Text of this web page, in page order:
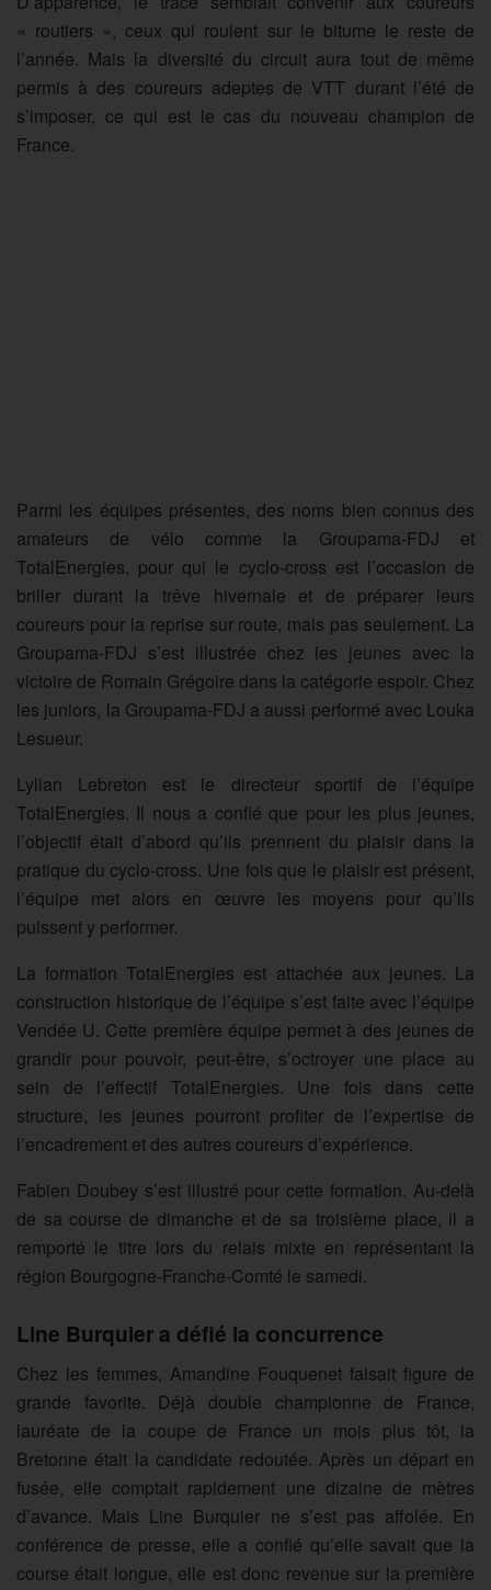
« routiers », ceux qui roulent sur le bitume le reste de
l’année. Mais la diversité du circuit aura tout de même
permis à des coureurs adeptes de VTT durant l’été de
s’imposer, ce qui est le cas du nouveau champion de
France.
Parmi les équipes présentes, des noms bien connus des
amateurs de vélo comme la Groupama-FDJ et
TotalEnergies, pour qui le cyclo-cross est l’occasion de
briller durant la trêve hivernale et de préparer leurs
coureurs pour la reprise sur route, mais pas seulement. La
Groupama-FDJ s’est illustrée chez les jeunes avec la
victoire de Romain Grégoire dans la catégorie espoir. Chez
les juniors, la Groupama-FDJ a aussi performé avec Louka
Lesueur.
Lylian Lebreton est le directeur sportif de l’équipe
TotalEnergies. Il nous a confié que pour les plus jeunes,
l’objectif était d’abord qu’ils prennent du plaisir dans la
pratique du cyclo-cross. Une fois que le plaisir est présent,
l’équipe met alors en œuvre les moyens pour qu’ils
puissent y performer.
La formation TotalEnergies est attachée aux jeunes. La
construction historique de l’équipe s’est faite avec l’équipe
Vendée U. Cette première équipe permet à des jeunes de
grandir pour pouvoir, peut-être, s’octroyer une place au
sein de l’effectif TotalEnergies. Une fois dans cette
structure, les jeunes pourront profiter de l’expertise de
l’encadrement et des autres coureurs d’expérience.
Fabien Doubey s’est illustré pour cette formation. Au-delà
de sa course de dimanche et de sa troisième place, il a
remporté le titre lors du relais mixte en représentant la
région Bourgogne-Franche-Comté le samedi.
Line Burquier a défié la concurrence
Chez les femmes, Amandine Fouquenet faisait figure de
grande favorite. Déjà double championne de France,
lauréate de la coupe de France un mois plus tôt, la
Bretonne était la candidate redoutée. Après un départ en
fusée, elle comptait rapidement une dizaine de mètres
d’avance. Mais Line Burquier ne s’est pas affolée. En
conférence de presse, elle a confié qu’elle savait que la
course était longue, elle est donc revenue sur la première